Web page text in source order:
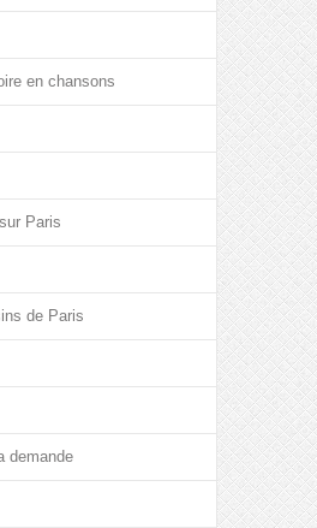
en chansons
Paris
de Paris
demande